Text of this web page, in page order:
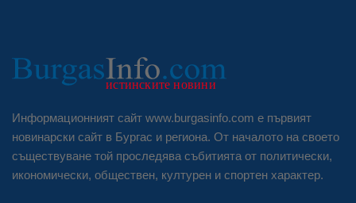
Информационният сайт www.burgasinfo.com е първият
новинарски сайт в Бургас и региона. От началото на своето
съществуване той проследява събитията от политически,
икономически, обществен, културен и спортен характер.